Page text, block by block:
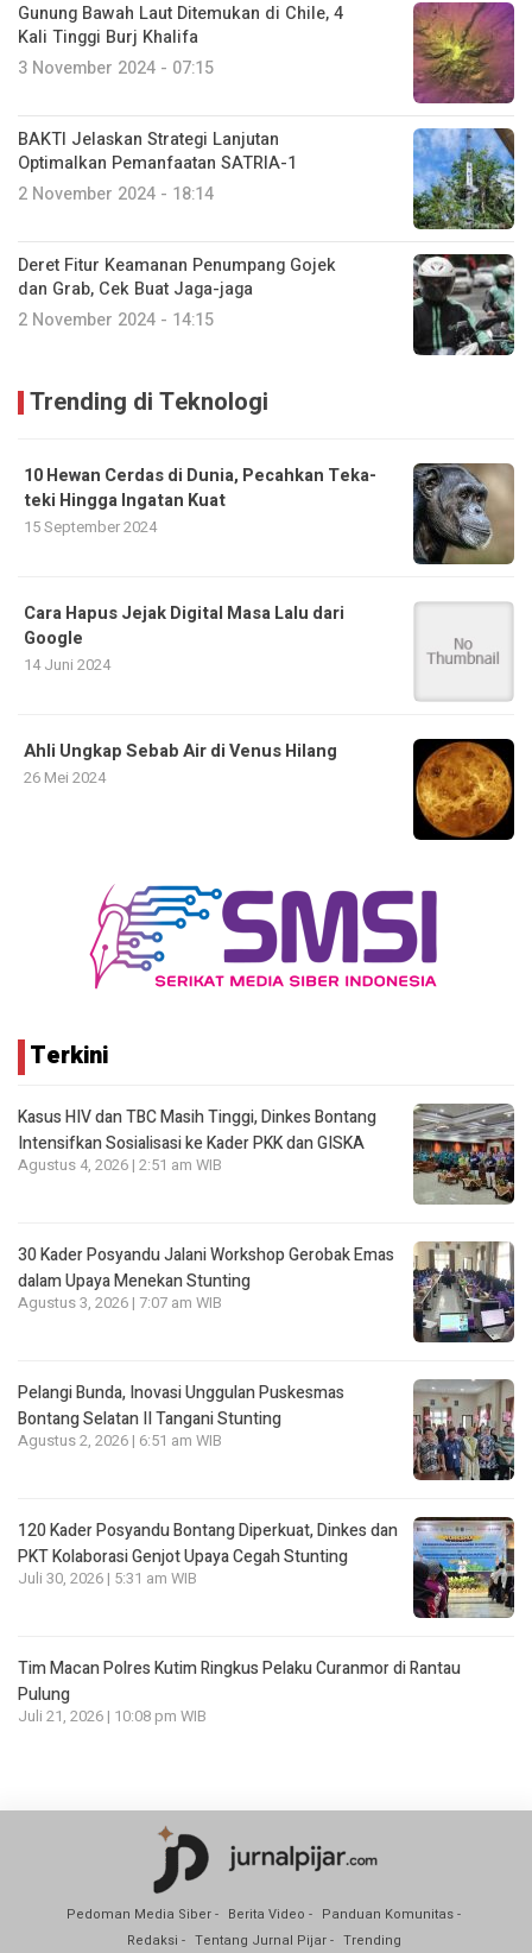
Gunung Bawah Laut Ditemukan di Chile, 4
Kali Tinggi Burj Khalifa
3 November 2024 - 07:15
BAKTI Jelaskan Strategi Lanjutan
Optimalkan Pemanfaatan SATRIA-1
2 November 2024 - 18:14
Deret Fitur Keamanan Penumpang Gojek
dan Grab, Cek Buat Jaga-jaga
2 November 2024 - 14:15
Trending di Teknologi
10 Hewan Cerdas di Dunia, Pecahkan Teka-
teki Hingga Ingatan Kuat
15 September 2024
Cara Hapus Jejak Digital Masa Lalu dari
Google
14 Juni 2024
Ahli Ungkap Sebab Air di Venus Hilang
26 Mei 2024
Terkini
Kasus HIV dan TBC Masih Tinggi, Dinkes Bontang
Intensifkan Sosialisasi ke Kader PKK dan GISKA
Agustus 4, 2026 | 2:51 am WIB
30 Kader Posyandu Jalani Workshop Gerobak Emas
dalam Upaya Menekan Stunting
Agustus 3, 2026 | 7:07 am WIB
Pelangi Bunda, Inovasi Unggulan Puskesmas
Bontang Selatan II Tangani Stunting
Agustus 2, 2026 | 6:51 am WIB
120 Kader Posyandu Bontang Diperkuat, Dinkes dan
PKT Kolaborasi Genjot Upaya Cegah Stunting
Juli 30, 2026 | 5:31 am WIB
Tim Macan Polres Kutim Ringkus Pelaku Curanmor di Rantau
Pulung
Juli 21, 2026 | 10:08 pm WIB
Pedoman Media Siber Berita Video
Panduan Komunitas
Redaksi
Tentang Jurnal Pijar Trending